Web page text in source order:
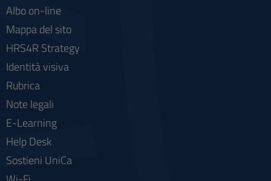
Albo on-line
Mappa del sito
HRS4R Strategy
Identità visiva
Rubrica
Note legali
E-Learning
Help Desk
Sostieni UniCa